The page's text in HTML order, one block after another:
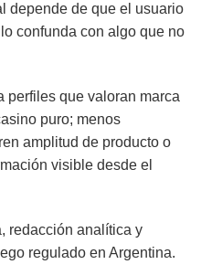
depende de que el usuario
confunda con algo que no
perfiles que valoran marca
puro; menos
amplitud de producto o
visible desde el
redacción analítica y
regulado en Argentina.